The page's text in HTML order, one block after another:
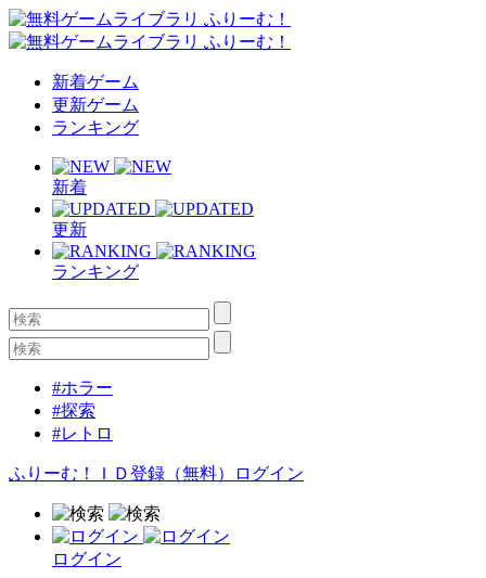
新着ゲーム
更新ゲーム
ランキング
新着
更新
ランキング
#ホラー
#探索
#レトロ
ふりーむ！ＩＤ登録（無料） ログイン
ログイン